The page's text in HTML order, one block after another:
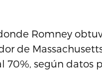
Romney
de
70%, según datos